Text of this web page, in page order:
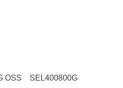
OSS SEL400800G